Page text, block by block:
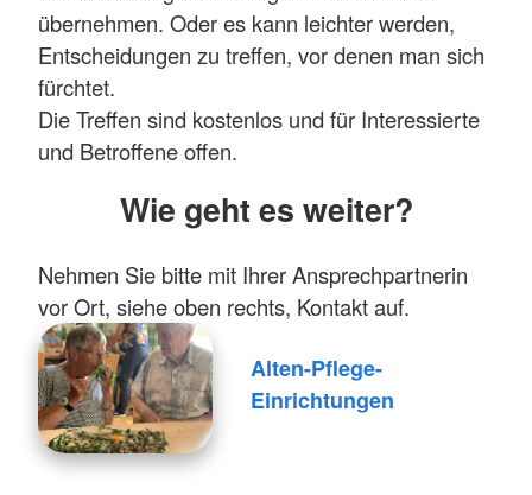
übernehmen. Oder es kann leichter werden,
Entscheidungen zu treffen, vor denen man sich
fürchtet.
Die Treffen sind kostenlos und für Interessierte
und Betroffene offen.
Wie geht es weiter?
Nehmen Sie bitte mit Ihrer Ansprechpartnerin
vor Ort, siehe oben rechts, Kontakt auf.
Alten-Pflege-
Einrichtungen